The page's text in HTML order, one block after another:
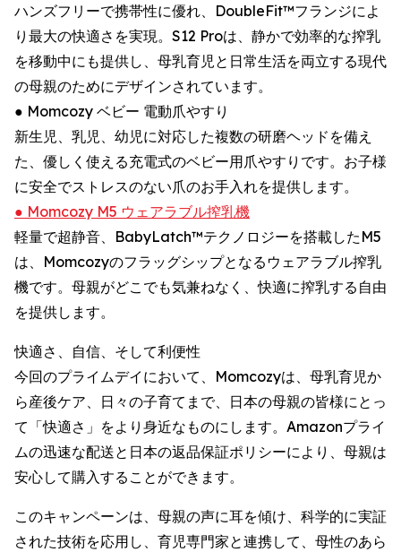
ハンズフリーで携帯性に優れ、DoubleFit™フランジによ
り最大の快適さを実現。S12 Proは、静かで効率的な搾乳
を移動中にも提供し、母乳育児と日常生活を両立する現代
の母親のためにデザインされています。
● Momcozy ベビー 電動爪やすり
新生児、乳児、幼児に対応した複数の研磨ヘッドを備え
た、優しく使える充電式のベビー用爪やすりです。お子様
に安全でストレスのない爪のお手入れを提供します。
● Momcozy M5 ウェアラブル搾乳機
軽量で超静音、BabyLatch™テクノロジーを搭載したM5
は、Momcozyのフラッグシップとなるウェアラブル搾乳
機です。母親がどこでも気兼ねなく、快適に搾乳する自由
を提供します。
快適さ、自信、そして利便性
今回のプライムデイにおいて、Momcozyは、母乳育児か
ら産後ケア、日々の子育てまで、日本の母親の皆様にとっ
て「快適さ」をより身近なものにします。Amazonプライ
ムの迅速な配送と日本の返品保証ポリシーにより、母親は
安心して購入することができます。
このキャンペーンは、母親の声に耳を傾け、科学的に実証
された技術を応用し、育児専門家と連携して、母性のあら